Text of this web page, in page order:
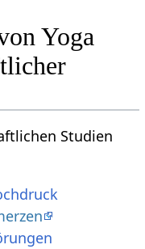
Yoga
Studien